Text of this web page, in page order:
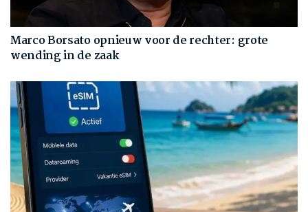
Marco Borsato opnieuw voor de rechter: grote
wending in de zaak